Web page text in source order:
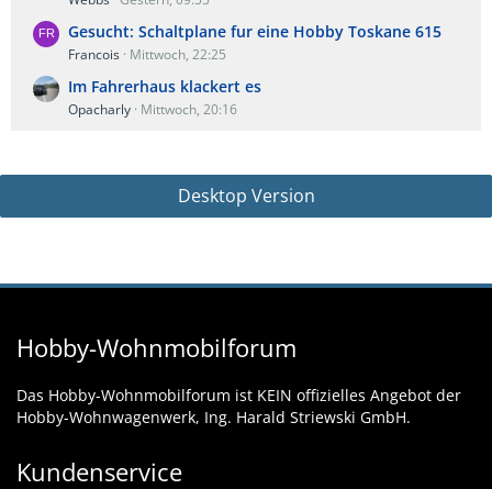
Gesucht: Schaltplane fur eine Hobby Toskane 615
Francois Mittwoch, 22:25
Im Fahrerhaus klackert es
Opacharly Mittwoch, 20:16
Desktop Version
Hobby-Wohnmobilforum
Das Hobby-Wohnmobilforum ist KEIN offizielles Angebot der
Hobby-Wohnwagenwerk, Ing. Harald Striewski GmbH.
Kundenservice